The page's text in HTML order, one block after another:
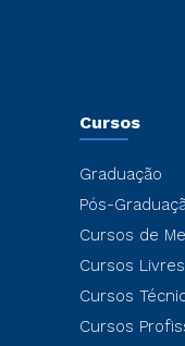
Cursos
Graduação
Pós-
Cursos de
Cursos Livres
Cursos
Cursos